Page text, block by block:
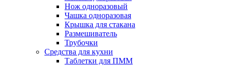
Нож одноразовый
Чашка одноразовая
Крышка для стакана
Размешиватель
Трубочки
Средства для кухни
Таблетки для ПММ